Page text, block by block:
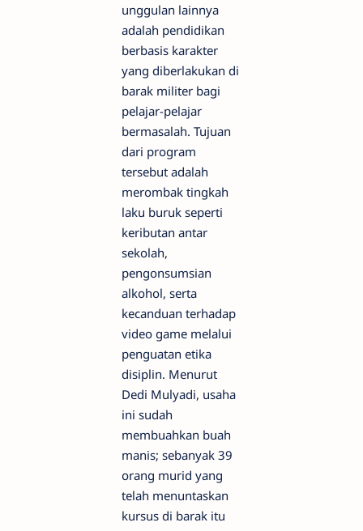
unggulan lainnya
adalah pendidikan
berbasis karakter
yang diberlakukan di
barak militer bagi
pelajar-pelajar
bermasalah. Tujuan
dari program
tersebut adalah
merombak tingkah
laku buruk seperti
keributan antar
sekolah,
pengonsumsian
alkohol, serta
kecanduan terhadap
video game melalui
penguatan etika
disiplin. Menurut
Dedi Mulyadi, usaha
ini sudah
membuahkan buah
manis; sebanyak 39
orang murid yang
telah menuntaskan
kursus di barak itu